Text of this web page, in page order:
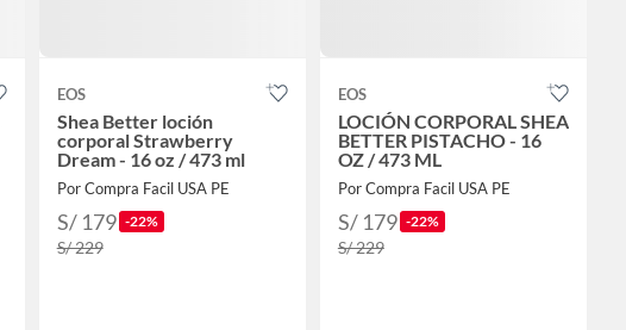
EOS
Shea Better loción
corporal Strawberry
Dream - 16 oz / 473 ml
Por Compra Facil USA PE
S/ 179 -22%
S/ 229
EOS
LOCIÓN CORPORAL SHEA
BETTER PISTACHO - 16
OZ / 473 ML
Por Compra Facil USA PE
S/ 179 -22%
S/ 229